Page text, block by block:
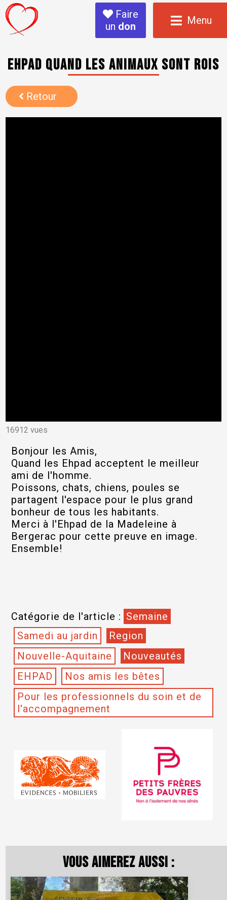
Faire
un don Menu
Ehpad quand les animaux sont rois
Retour
16912 vues
Bonjour les Amis,
Quand les Ehpad acceptent le meilleur
ami de l'homme.
Poissons, chats, chiens, poules se
partagent l'espace pour le plus grand
bonheur de tous les habitants.
Merci à l'Ehpad de la Madeleine à
Bergerac pour cette preuve en image.
Ensemble!
Catégorie de l'article : Semaine
Samedi au jardin
Region
Nouvelle-Aquitaine
Nouveautés
EHPAD
Nos amis les bêtes
Pour les professionnels du soin et de
l'accompagnement
Vous aimerez aussi :